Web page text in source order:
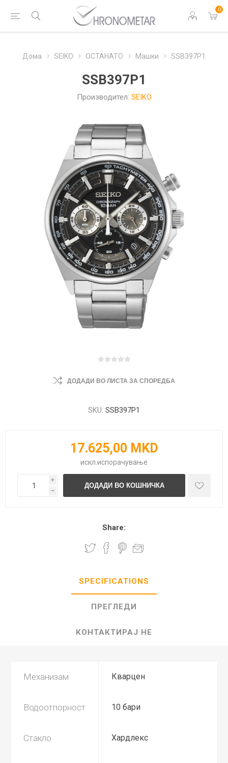
0
Дома SEIKO ОСТАНАТО Машки SSB397P1
SSB397P1
Производител: SEIKO
ДОДАДИ ВО ЛИСТА ЗА СПОРЕДБА
SKU: SSB397P1
17.625,00 MKD
искл. испорачување
i
h
Share:
SPECIFICATIONS
ПРЕГЛЕДИ
КОНТАКТИРАЈ НЕ
Механизам Кварцен
Водоотпорност 10 бари
Стакло Хардлекс